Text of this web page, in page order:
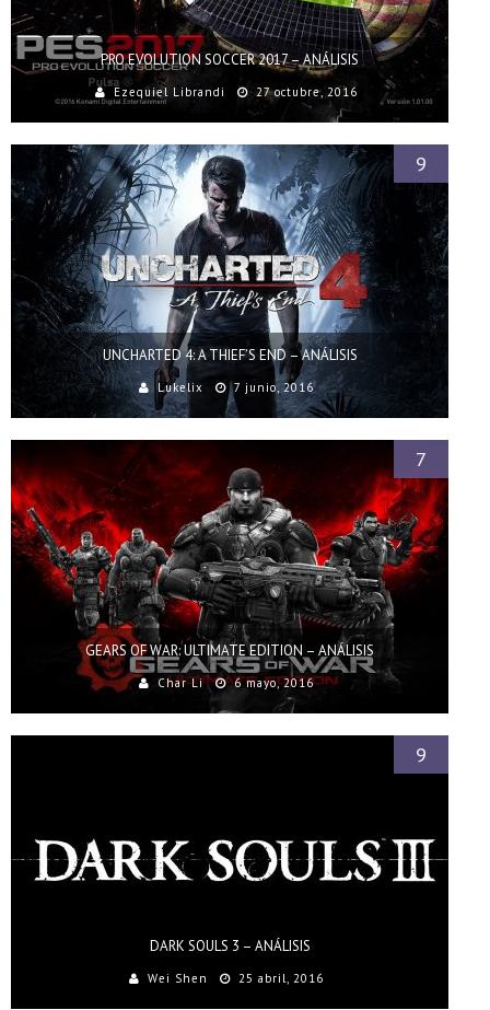
PRO EVOLUTION SOCCER 2017 – ANÁLISIS
Ezequiel Librandi 27 octubre, 2016
UNCHARTED 4: A THIEF’S END – ANÁLISIS
Lukelix 7 junio, 2016
9
GEARS OF WAR: ULTIMATE EDITION – ANÁLISIS
Char Li 6 mayo, 2016
7
DARK SOULS 3 – ANÁLISIS
Wei Shen 25 abril, 2016
9